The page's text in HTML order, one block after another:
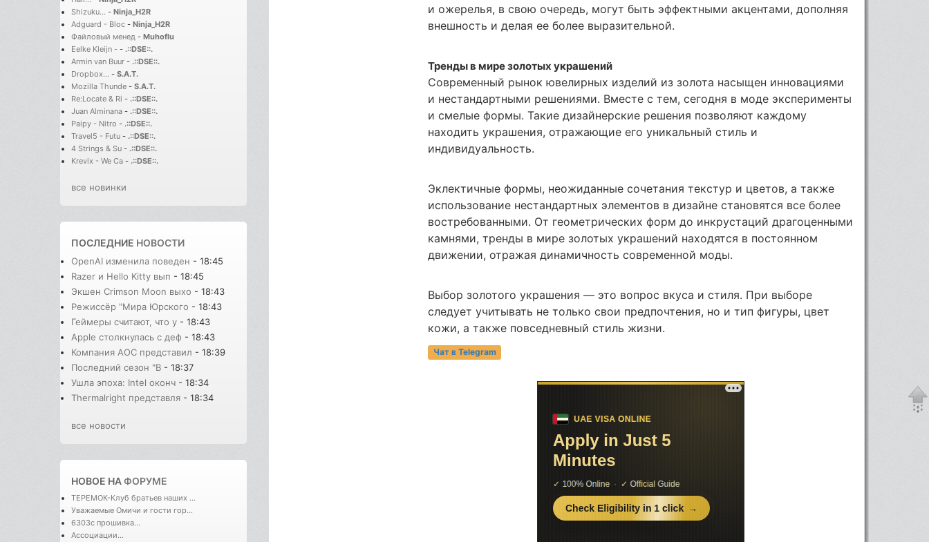
Shizuku... - Ninja_H2R
Adguard - Bloc - Ninja_H2R
Файловый менед - Muhoflu
Eelke Kleijn - - .::DSE::.
Armin van Buur - .::DSE::.
Dropbox... - S.A.T.
Mozilla Thunde - S.A.T.
Re:Locate & Ri - .::DSE::.
Juan Alminana - .::DSE::.
Paipy - Nitro - .::DSE::.
Travel5 - Futu - .::DSE::.
4 Strings & Su - .::DSE::.
Krevix - We Ca - .::DSE::.
все новинки
ПОСЛЕДНИЕ НОВОСТИ
OpenAI изменила поведен - 18:45
Razer и Hello Kitty вып - 18:45
Экшен Crimson Moon выхо - 18:43
Режиссёр "Мира Юрского - 18:43
Геймеры считают, что у - 18:43
Apple столкнулась с деф - 18:43
Компания AOC представил - 18:39
Последний сезон "В - 18:37
Ушла эпоха: Intel оконч - 18:34
Thermalright представля - 18:34
все новости
НОВОЕ НАФОРУМЕ
ТЕРЕМОК-Клуб братьев наших ...
Уважаемые Омичи и гости гор...
6303с прошивка...
Ассоциации...
и ожерелья, в свою очередь, могут быть эффектными акцентами, дополняя
внешность и делая ее более выразительной.
Тренды в мире золотых украшений
Современный рынок ювелирных изделий из золота насыщен инновациями
и нестандартными решениями. Вместе с тем, сегодня в моде эксперименты
и смелые формы. Такие дизайнерские решения позволяют каждому
находить украшения, отражающие его уникальный стиль и
индивидуальность.
Эклектичные формы, неожиданные сочетания текстур и цветов, а также
использование нестандартных элементов в дизайне становятся все более
востребованными. От геометрических форм до инкрустаций драгоценными
камнями, тренды в мире золотых украшений находятся в постоянном
движении, отражая динамичность современной моды.
Выбор золотого украшения — это вопрос вкуса и стиля. При выборе
следует учитывать не только свои предпочтения, но и тип фигуры, цвет
кожи, а также повседневный стиль жизни.
Чат в Telegram